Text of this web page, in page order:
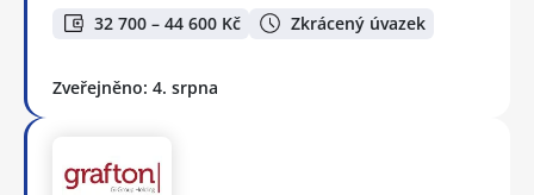
32 700 – 44 600 Kč Zkrácený úvazek
Zveřejněno: 4. srpna